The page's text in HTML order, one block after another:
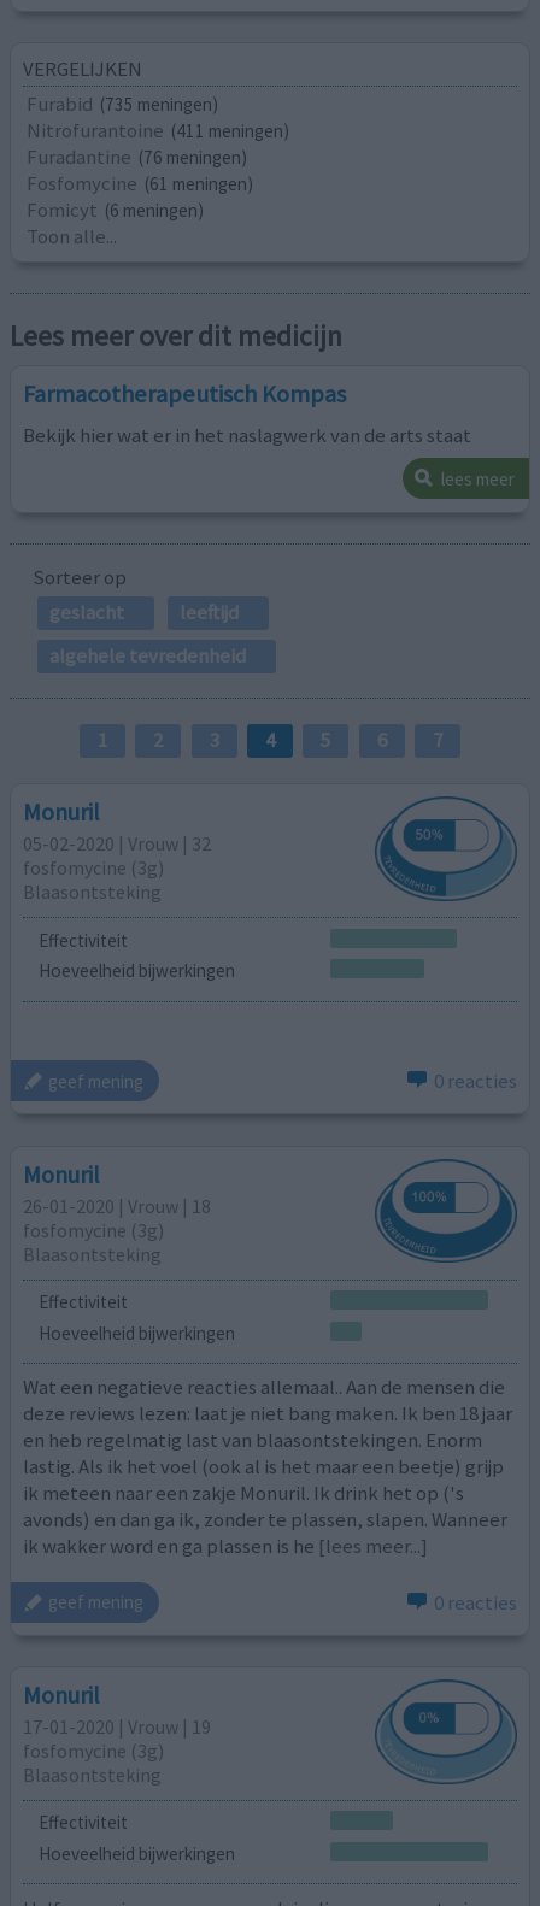
VERGELIJKEN
Furabid (735 meningen)
Nitrofurantoine (411 meningen)
Furadantine (76 meningen)
Fosfomycine (61 meningen)
Fomicyt (6 meningen)
Toon alle...
Lees meer over dit medicijn
Farmacotherapeutisch Kompas
Bekijk hier wat er in het naslagwerk van de arts staat
lees meer
Sorteer op
geslacht
leeftijd
algehele tevredenheid
1 2 3 4 5 6 7
Monuril
05-02-2020 | Vrouw | 32
fosfomycine (3g)
Blaasontsteking
Effectiviteit
Hoeveelheid bijwerkingen
geef mening 0 reacties
Monuril
26-01-2020 | Vrouw | 18
fosfomycine (3g)
Blaasontsteking
Effectiviteit
Hoeveelheid bijwerkingen
Wat een negatieve reacties allemaal.. Aan de mensen die
deze reviews lezen: laat je niet bang maken. Ik ben 18 jaar
en heb regelmatig last van blaasontstekingen. Enorm
lastig. Als ik het voel (ook al is het maar een beetje) grijp
ik meteen naar een zakje Monuril. Ik drink het op ('s
avonds) en dan ga ik, zonder te plassen, slapen. Wanneer
ik wakker word en ga plassen is he [lees meer...]
geef mening 0 reacties
Monuril
17-01-2020 | Vrouw | 19
fosfomycine (3g)
Blaasontsteking
Effectiviteit
Hoeveelheid bijwerkingen